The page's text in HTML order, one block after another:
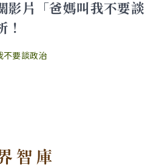
影片「爸媽叫我不要談
！
不要談政治